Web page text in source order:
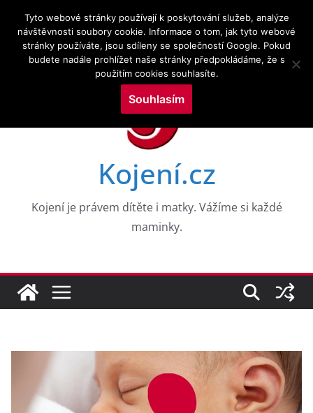
obsah
6.8.2026
Novinky: CESTY K NEROVNOSTEM V DUŠEVNÍM ZDRAVÍ
DĚTÍ V RANÉM VĚKU: DŮKAZY Z 8 VKOHORT
NAROZENÝCH
Drogy a kojení a zkoumání služeb v perinatálním
Výzkumné trendy kojení a kojenecké výživy ve
mapovací analýza
WHO PRO EVROPU, 2026
Aktuální témata v kojení a laktační medicíně
Kojení.cz
Kojení je právem dítěte i matky. Vážíme si každé
maminky.
Tyto webové stránky používají k poskytování služeb, analýze
návštěvnosti soubory cookie. Informace o tom, jak tyto webové
stránky používáte, jsou sdíleny se společností Google. Pokud
budete nadále prohlížet naše stránky předpokládáme, že s
použitím cookies souhlasíte.
Souhlasím